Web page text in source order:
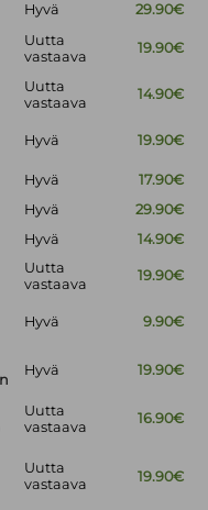
Hyvä
29.90€
Uutta
vastaava
19.90€
Uutta
vastaava
14.90€
Hyvä 19.90€
Hyvä
17.90€
Hyvä
29.90€
Hyvä 14.90€
Uutta
vastaava
19.90€
Hyvä 9.90€
Hyvä 19.90€
Uutta
vastaava
16.90€
Uutta
vastaava
19.90€